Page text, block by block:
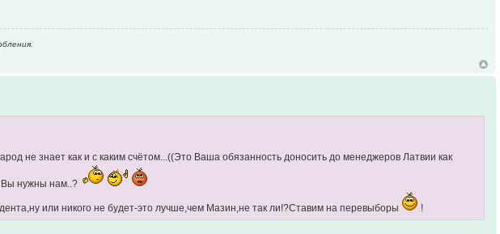
не знает как и с каким счётом...((Это Ваша обязанность доносить до менеджеров Латвии как
Вы нужны нам..?
или никого не будет-это лучше,чем Мазин,не так ли!?Ставим на перевыборы !